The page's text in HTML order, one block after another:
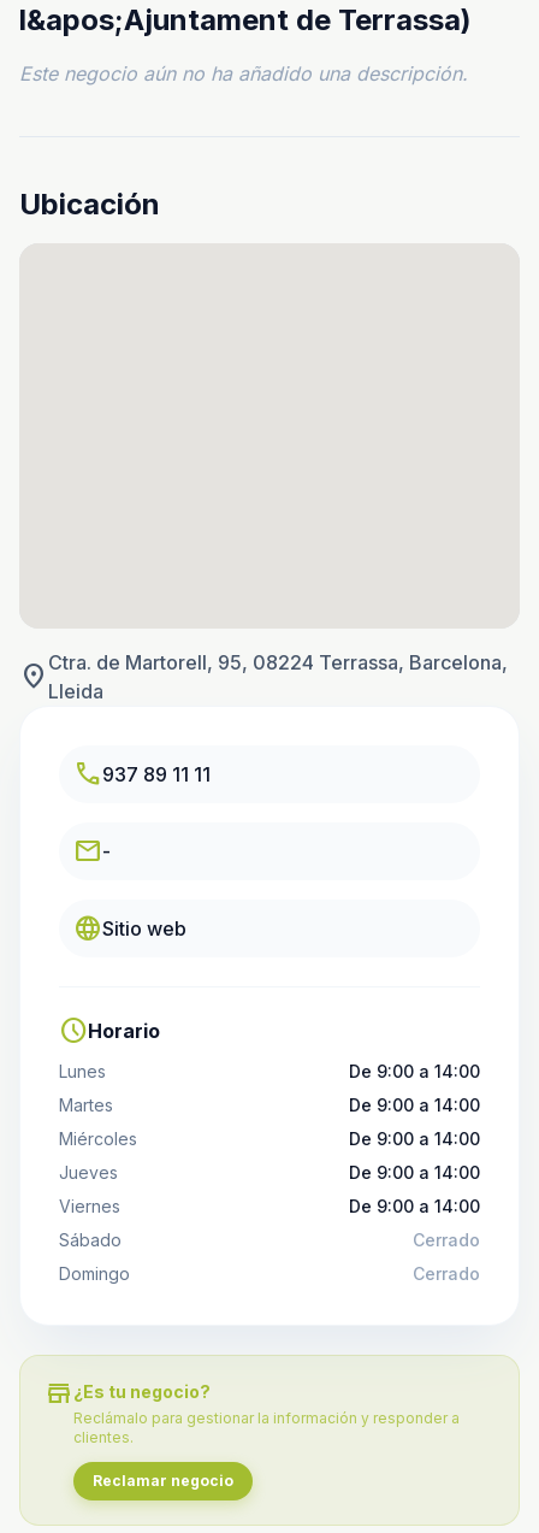
l&apos;Ajuntament de Terrassa)
Este negocio aún no ha añadido una descripción.
Ubicación
location_on Ctra. de Martorell, 95, 08224 Terrassa, Barcelona,
Lleida
call937 89 11 11
email-
languageSitio web
scheduleHorario
Lunes
De 9:00 a 14:00
Martes
De 9:00 a 14:00
Miércoles
De 9:00 a 14:00
Jueves
De 9:00 a 14:00
Viernes
De 9:00 a 14:00
Sábado
Cerrado
Domingo
Cerrado
store ¿Es tu negocio?
Reclámalo para gestionar la información y responder a
clientes.
Reclamar negocio